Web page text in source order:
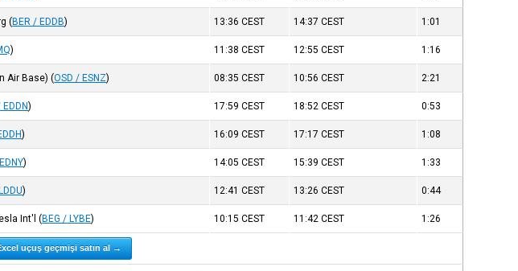
(BER / EDDB) 13:36CEST 14:37CEST 1:01
) 11:38CEST 12:55CEST 1:16
Air Base) (OSD / ESNZ) 08:35CEST 10:56CEST 2:21
EDDN) 17:59CEST 18:52CEST 0:53
) 16:09CEST 17:17CEST 1:08
) 14:05CEST 15:39CEST 1:33
) 12:41CEST 13:26CEST 0:44
Int'l (BEG / LYBE) 10:15CEST 11:42CEST 1:26
uçuş geçmişi satın al →